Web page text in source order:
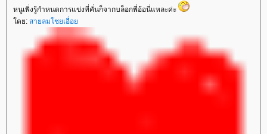
หนูเพิ่งรู้กำหนดการแข่งที่คั่นก็จากบล็อกพี่อ้อนี่แหละค่ะ
ดย: สายลมโชยเอื่อ